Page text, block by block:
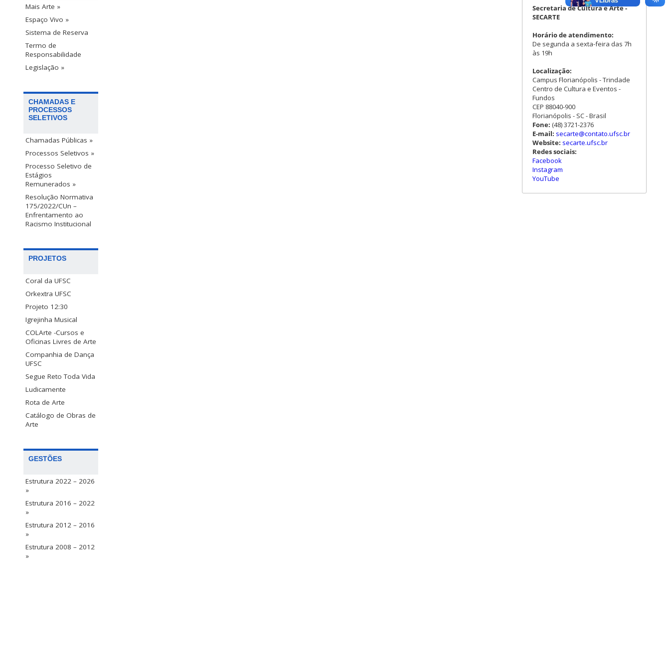
Mais Arte »
Espaço Vivo »
Sistema de Reserva
Termo de
Responsabilidade
Legislação »
CHAMADAS E
PROCESSOS
SELETIVOS
Chamadas Públicas »
Processos Seletivos »
Processo Seletivo de
Estágios
Remunerados »
Resolução Normativa
175/2022/CUn –
Enfrentamento ao
Racismo Institucional
PROJETOS
Coral da UFSC
Orkextra UFSC
Projeto 12:30
Igrejinha Musical
COLArte -Cursos e
Oficinas Livres de Arte
Companhia de Dança
UFSC
Segue Reto Toda Vida
Ludicamente
Rota de Arte
Catálogo de Obras de
Arte
GESTÕES
Estrutura 2022 – 2026
»
Estrutura 2016 – 2022
»
Estrutura 2012 – 2016
»
Estrutura 2008 – 2012
»
Secretaria de Cultura e Arte -
SECARTE
Horário de atendimento:
De segunda a sexta-feira das 7h
às 19h
Localização:
Campus Florianópolis - Trindade
Centro de Cultura e Eventos -
Fundos
CEP 88040-900
Florianópolis - SC - Brasil
Fone: (48) 3721-2376
E-mail: secarte@contato.ufsc.br
Website: secarte.ufsc.br
Redes sociais:
Facebook
Instagram
YouTube